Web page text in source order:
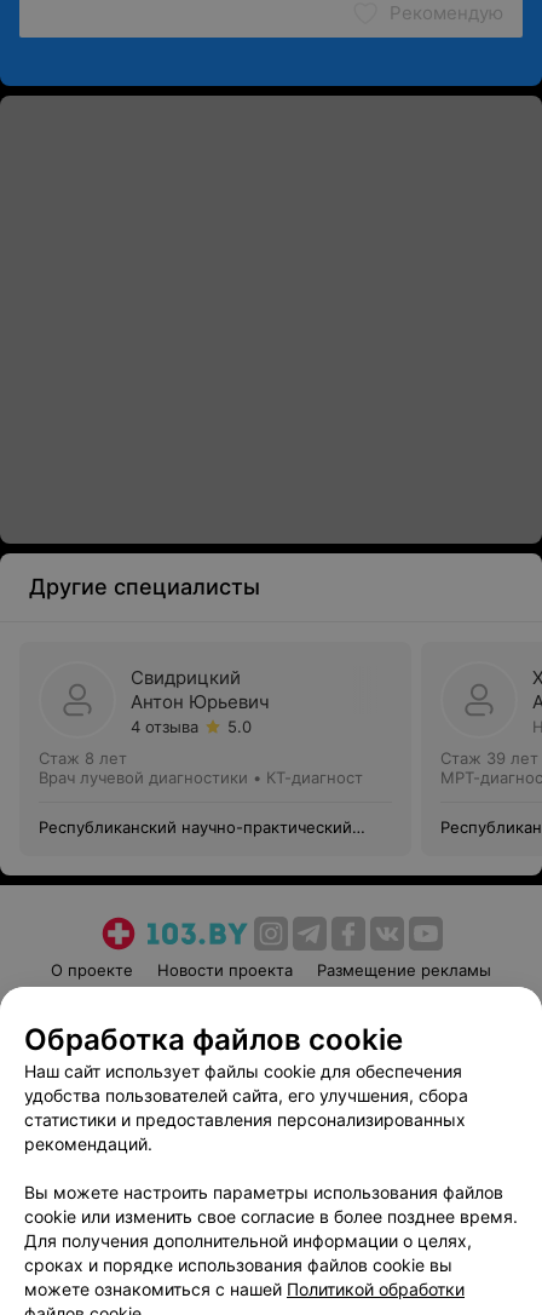
Рекомендую
Другие специалисты
Свидрицкий
Антон Юрьевич
4 отзыва
5.0
Стаж 8 лет
Врач лучевой диагностики • КТ-диагност
Республиканский научно-практический
Стаж 39 лет
МРТ-
О проекте Новости проекта
Размещение рекламы
Пользовательское соглашение
Способы оплаты
Вакансии
Партнеры
Написать руководителю 103.by
Обработка персональных данных
Обработка файлов cookie
Наш сайт использует файлы cookie для обеспечения
удобства пользователей сайта, его улучшения, сбора
статистики и предоставления персонализированных
рекомендаций.
Вы можете настроить параметры использования файлов
cookie или изменить свое согласие в более позднее время.
Для получения дополнительной информации о целях,
сроках и порядке использования файлов cookie вы
можете ознакомиться с нашей Политикой обработки